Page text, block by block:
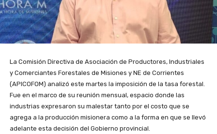
La Comisión Directiva de Asociación de Productores, Industriales
y Comerciantes Forestales de Misiones y NE de Corrientes
(APICOFOM) analizó este martes la imposición de la tasa forestal.
Fue en el marco de su reunión mensual, espacio donde las
industrias expresaron su malestar tanto por el costo que se
agrega a la producción misionera como a la forma en que se llevó
adelante esta decisión del Gobierno provincial.